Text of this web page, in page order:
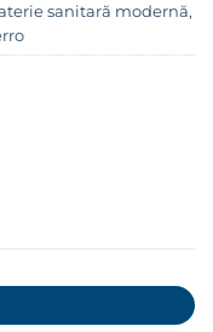
sanitară modernă,